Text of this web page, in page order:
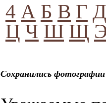
4 А Б В Г Д
Ц Ч Ш Щ
Сохранились